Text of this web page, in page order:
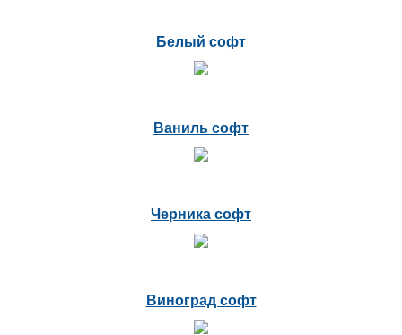
Белый софт
Ваниль софт
Черника софт
Виноград софт